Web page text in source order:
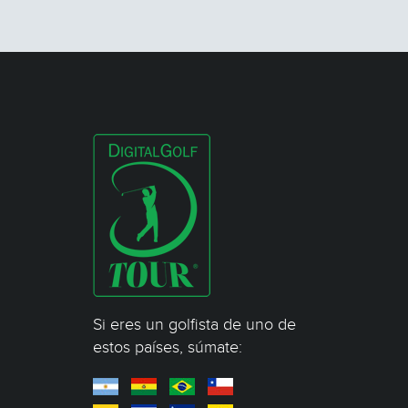
Si eres un golfista de uno de
estos países, súmate: